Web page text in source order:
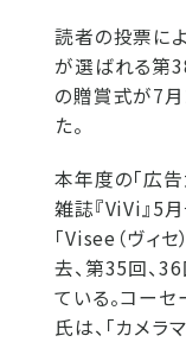
読者の投票に
が選ばれる第
の贈賞式が7月
た。
本年度の「広告
雑誌『ViVi』5
「Visee（ヴィ
去、第35回、
ている。コー
氏は、「カメラ